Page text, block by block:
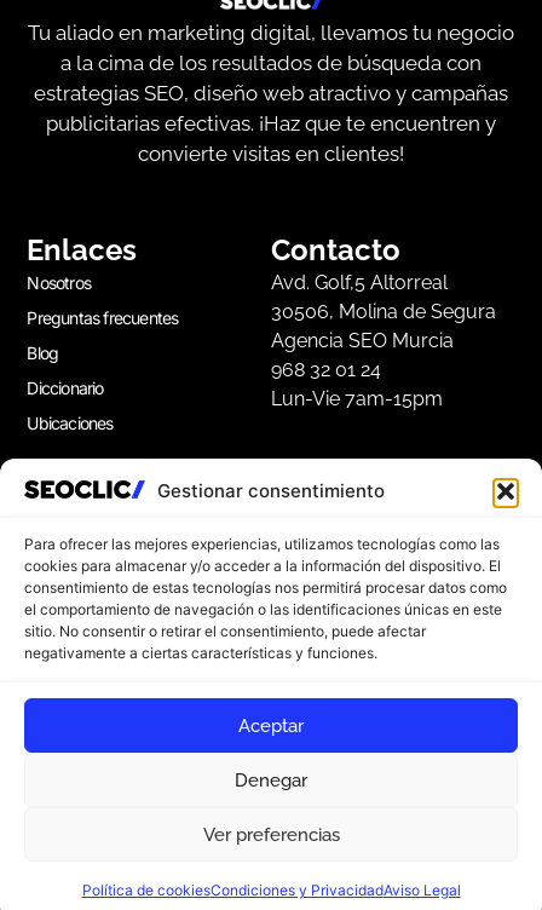
Gestionar consentimiento
Para ofrecer las mejores experiencias, utilizamos tecnologías como las
cookies para almacenar y/o acceder a la información del dispositivo. El
consentimiento de estas tecnologías nos permitirá procesar datos como
el comportamiento de navegación o las identificaciones únicas en este
sitio. No consentir o retirar el consentimiento, puede afectar
negativamente a ciertas características y funciones.
Aceptar
Denegar
Ver preferencias
Política de cookiesCondiciones y PrivacidadAviso Legal
¿Empezamos?
Tu aliado en marketing digital, llevamos tu negocio
a la cima de los resultados de búsqueda con
estrategias SEO, diseño web atractivo y campañas
publicitarias efectivas. ¡Haz que te encuentren y
convierte visitas en clientes!
Enlaces
Nosotros
Preguntas frecuentes
Blog
Diccionario
Ubicaciones
Contacto
Avd. Golf,5 Altorreal
30506, Molina de Segura
Agencia SEO Murcia
968 32 01 24
Lun-Vie 7am-15pm
Apúntate a nuestra Newsletter
Suscríbete a nuestro boletín para disfrutar de
consejos de marketing gratuitos, e ideas de
inspiración.
© 2026 SEOCLIC. Todos los derechos reservados